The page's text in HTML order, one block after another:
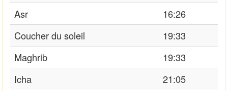
Asr
16:26
Coucher du soleil
19:33
Maghrib
19:33
Icha
21:05